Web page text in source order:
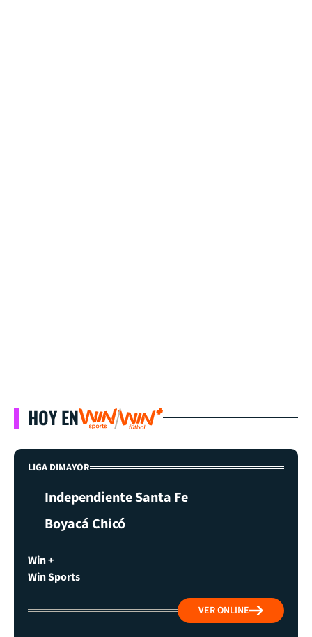
HOY EN
LIGA DIMAYOR
Independiente Santa Fe
Boyacá Chicó
Win +
Win Sports
VER ONLINE